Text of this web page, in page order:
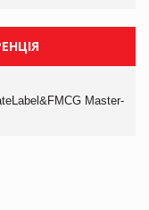
Master-